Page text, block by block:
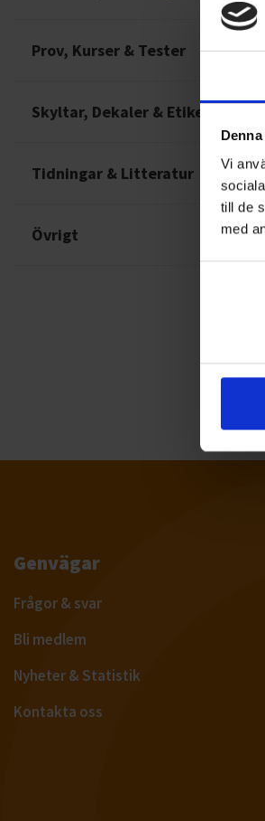
Vi
till de
med
Prov, Kurser & Tester
Skyltar, Dekaler & Etiketter
Tidningar & Litteratur
Övrigt
Genvägar
Frågor & svar
Bli medlem
Nyheter & Statistik
Kontakta oss